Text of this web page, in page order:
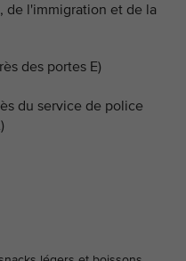
de l'immigration et de la
des portes E)
du service de police